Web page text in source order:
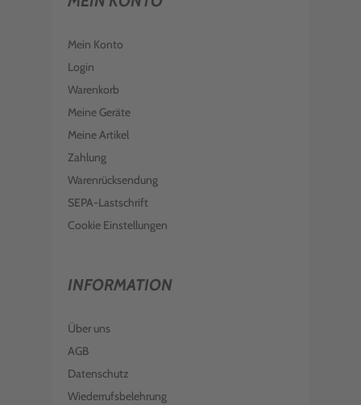
Mein Konto
Login
Warenkorb
Meine Geräte
Meine Artikel
Zahlung
Warenrücksendung
SEPA-Lastschrift
Cookie Einstellungen
INFORMATION
Über uns
AGB
Datenschutz
Wiederrufsbelehrung